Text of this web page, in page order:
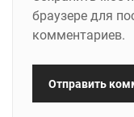
браузере для
комментариев.